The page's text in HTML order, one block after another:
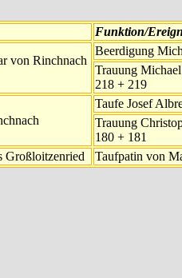
Funktion/
von Rinchnach
Beerdigung
Trauung
218 + 219
Taufe Josef
Trauung
180 + 181
Großloitzenried
Taufpatin von